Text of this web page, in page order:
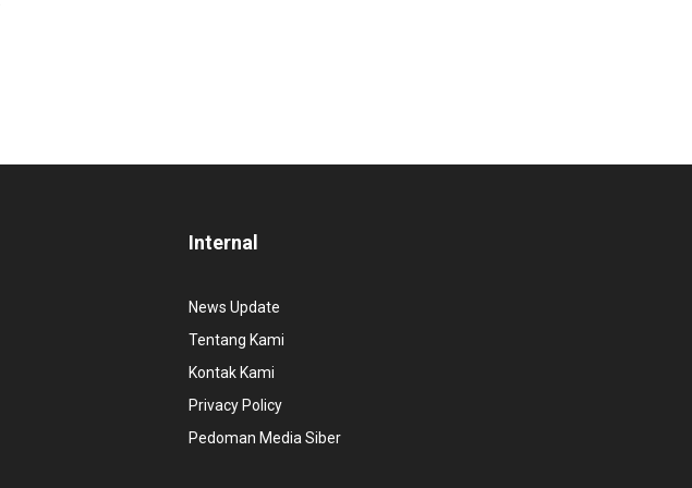
Internal
News Update
Tentang Kami
Kontak Kami
Privacy Policy
Pedoman Media Siber